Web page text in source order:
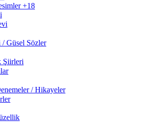
+18
Güsel Sözler
Şiirleri
/ Hikayeler